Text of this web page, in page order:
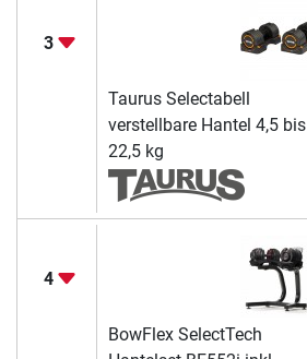
3
Taurus Selectabell
verstellbare Hantel 4,5 bis
22,5 kg
4
BowFlex SelectTech